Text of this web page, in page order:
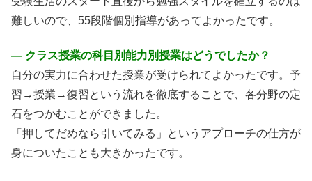
難しいので、55段階個別指導があってよかったです。
― クラス授業の科目別能力別授業はどうでしたか？
自分の実力に合わせた授業が受けられてよかったです。予
習→授業→復習という流れを徹底することで、各分野の定
石をつかむことができました。
「押してだめなら引いてみる」というアプローチの仕方が
身についたことも大きかったです。